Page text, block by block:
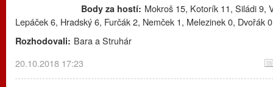
Body za hostí: Mokroš 15, Kotorík 11, Siládi 9,
Lepáček 6, Hradský 6, Furčák 2, Nemček 1, Melezinek 0, Dvořák
Rozhodovali: Bara a Struhár
20.10.2018 17:23